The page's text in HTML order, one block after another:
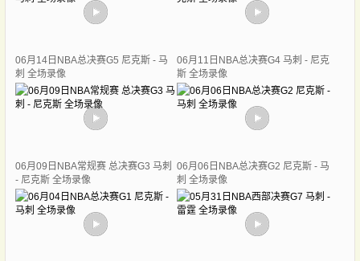
06月14日NBA总决赛G5 尼克斯 - 马
刺 全场录像
06月11日NBA总决赛G4 马刺 - 尼克
斯 全场录像
06月09日NBA常规赛 总决赛G3 马刺
- 尼克斯 全场录像
06月06日NBA总决赛G2 尼克斯 - 马
刺 全场录像